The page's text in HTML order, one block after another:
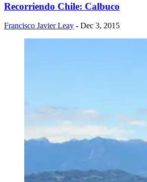
Recorriendo Chile: Calbuco
Francisco Javier Leay - Dec 3, 2015